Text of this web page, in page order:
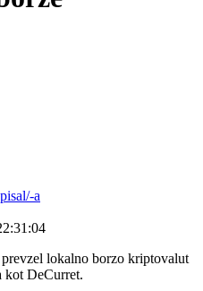
a
lokalno borzo kriptovalut
kot DeCurret.